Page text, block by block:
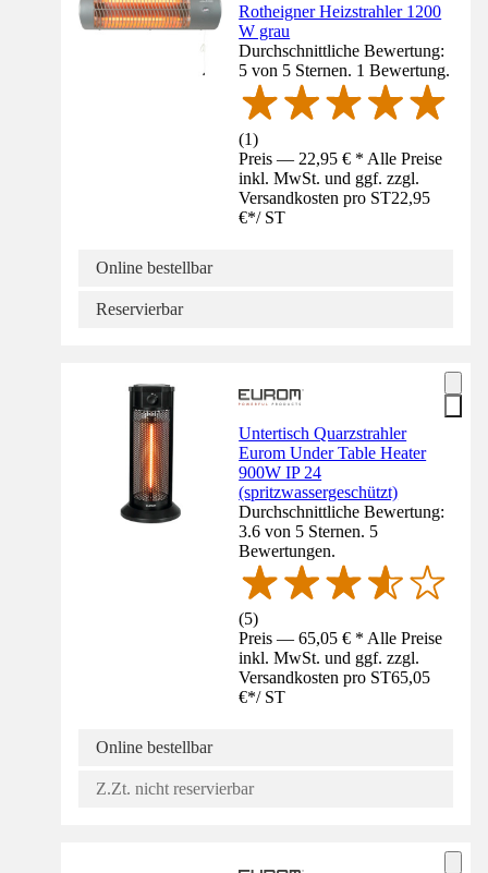
Rotheigner Heizstrahler 1200
W grau
Durchschnittliche Bewertung:
5 von 5 Sternen. 1 Bewertung.
(1)
Preis — 22,95 € * Alle Preise
inkl. MwSt. und ggf. zzgl.
Versandkosten pro ST22,95
€*/ ST
Online bestellbar
Reservierbar
Untertisch Quarzstrahler
Eurom Under Table Heater
900W IP 24
(spritzwassergeschützt)
Durchschnittliche Bewertung:
3.6 von 5 Sternen. 5
Bewertungen.
(5)
Preis — 65,05 € * Alle Preise
inkl. MwSt. und ggf. zzgl.
Versandkosten pro ST65,05
€*/ ST
Online bestellbar
Z.Zt. nicht reservierbar